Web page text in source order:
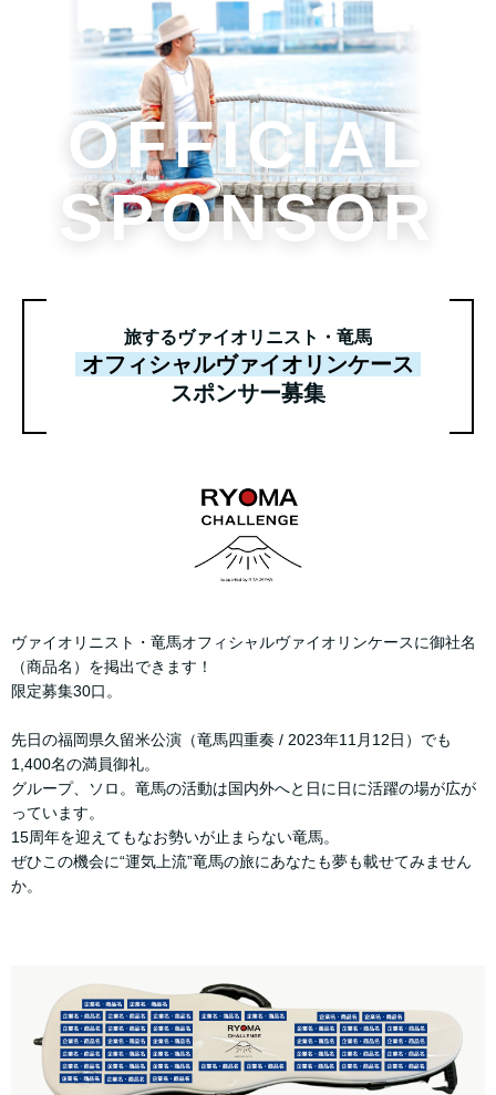
OFFICIAL
SPONSOR
旅するヴァイオリニスト・竜馬
オフィシャルヴァイオリンケース
スポンサー募集
ヴァイオリニスト・竜馬オフィシャルヴァイオリンケースに御社名
（商品名）を掲出できます！
限定募集30口。
先日の福岡県久留米公演（竜馬四重奏 / 2023年11月12日）でも
1,400名の満員御礼。
グループ、ソロ。竜馬の活動は国内外へと日に日に活躍の場が広が
っています。
15周年を迎えてもなお勢いが止まらない竜馬。
ぜひこの機会に“運気上流”竜馬の旅にあなたも夢も載せてみません
か。